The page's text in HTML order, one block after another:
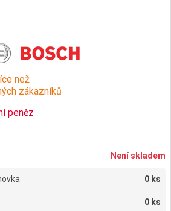
než
zákazníků
peněz
Není skladem
0 ks
0 ks